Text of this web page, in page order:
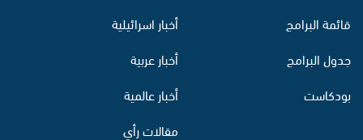
قائمة البرامج
جدول البرامج
بودكاست
أخبار اسرائيلية
أخبار عربية
أخبار عالمية
مقالات رأي